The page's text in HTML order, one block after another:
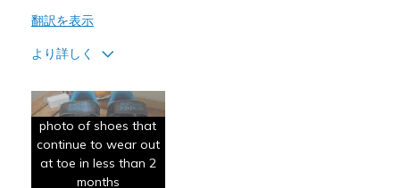
翻訳を表示
より詳しく
Poor Quality
Wear Out Quickly
photo of shoes that
continue to wear out
at toe in less than 2
months